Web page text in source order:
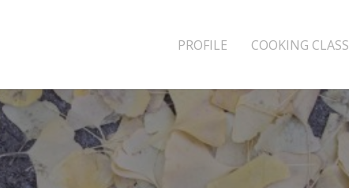
PROFILE COOKING CLASS